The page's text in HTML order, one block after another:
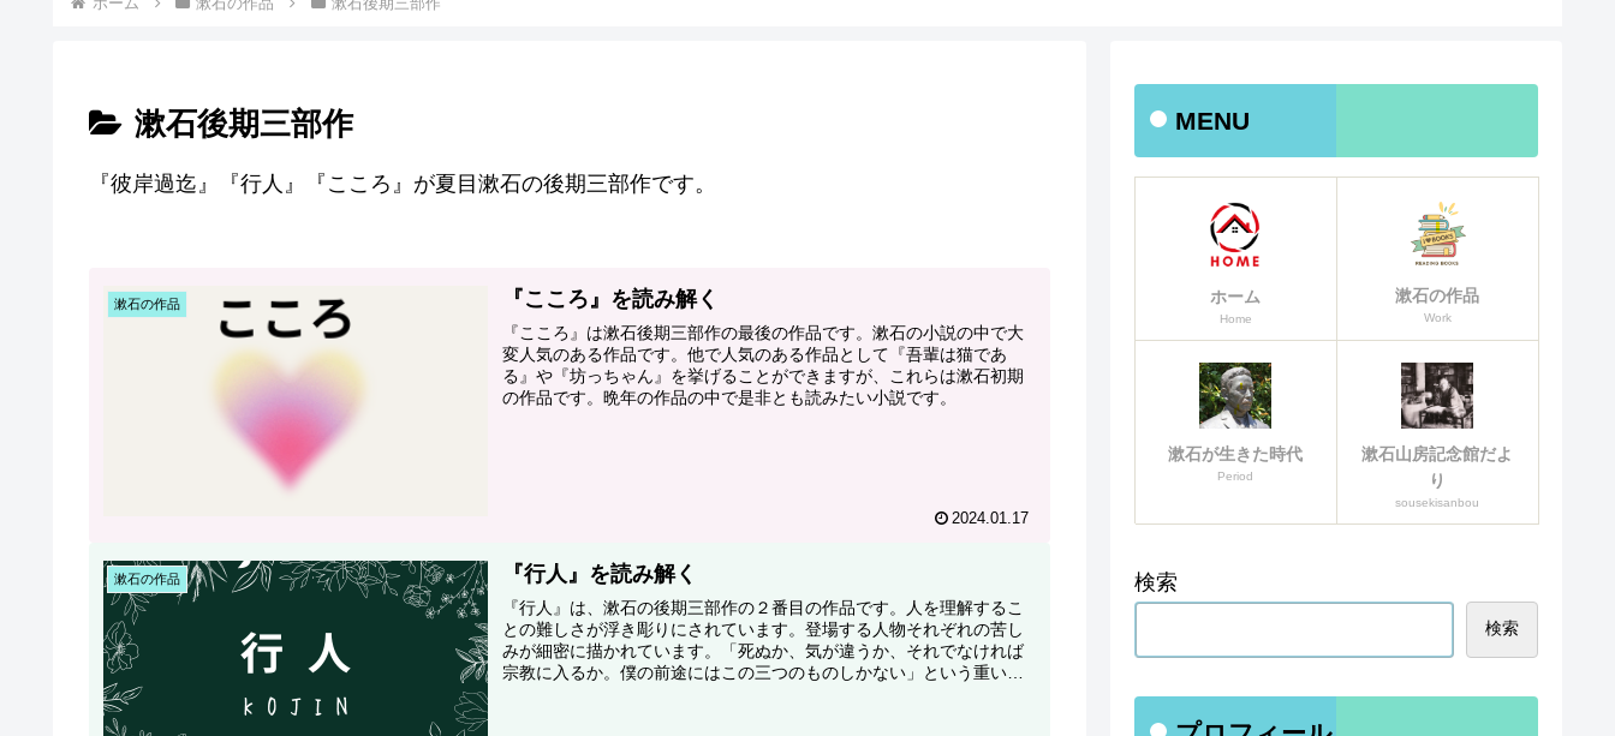
漱石後期三部作
『彼岸過迄』『行人』『こころ』が夏目漱石の後期三部作です。
漱石の作品 『こころ』を読み解く
『こころ』は漱石後期三部作の最後の作品です。漱石の小説の中で大
変人気のある作品です。他で人気のある作品として『吾輩は猫であ
る』や『坊っちゃん』を挙げることができますが、これらは漱石初期
の作品です。晩年の作品の中で是非とも読みたい小説です。
2024.01.17
漱石の作品 『行人』を読み解く
『行人』は、漱石の後期三部作の２番目の作品です。人を理解するこ
との難しさが浮き彫りにされています。登場する人物それぞれの苦し
みが細密に描かれています。「死ぬか、気が違うか、それでなければ
宗教に入るか。僕の前途にはこの三つのものしかない」という重い言
MENU
ホーム
Home
漱石の作品
Work
漱石が生きた時代
Period
漱石山房記念館だよ
り
sousekisanbou
検索
検索